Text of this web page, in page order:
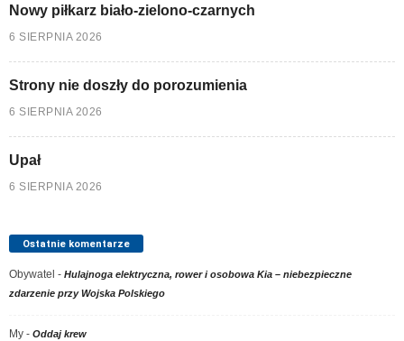
Nowy piłkarz biało-zielono-czarnych
6 SIERPNIA 2026
Strony nie doszły do porozumienia
6 SIERPNIA 2026
Upał
6 SIERPNIA 2026
Ostatnie komentarze
Obywatel - Hulajnoga elektryczna, rower i osobowa Kia – niebezpieczne
zdarzenie przy Wojska Polskiego
My - Oddaj krew